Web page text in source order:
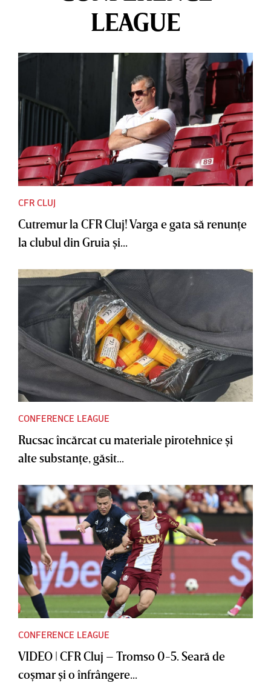
LEAGUE
CFR CLUJ
Cutremur la CFR Cluj! Varga e gata să renunţe
la clubul din Gruia şi...
CONFERENCE LEAGUE
Rucsac încărcat cu materiale pirotehnice şi
alte substanţe, găsit...
CONFERENCE LEAGUE
VIDEO | CFR Cluj – Tromso 0-5. Seară de
coşmar şi o înfrângere...